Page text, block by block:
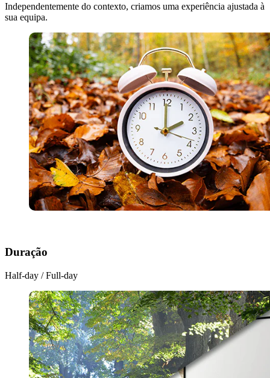
Independentemente do contexto, criamos uma experiência ajustada à
sua equipa.
Duração
Half-day / Full-day